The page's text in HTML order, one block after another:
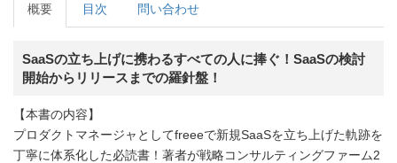
概要 目次 問い合わせ
SaaSの立ち上げに携わるすべての人に捧ぐ！SaaSの検討
開始からリリースまでの羅針盤！
【本書の内容】
プロダクトマネージャとしてfreeeで新規SaaSを立ち上げた軌跡を
丁寧に体系化した必読書！著者が戦略コンサルティングファーム2